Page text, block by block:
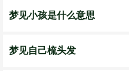
梦见小孩是什么意思
梦见自己梳头发